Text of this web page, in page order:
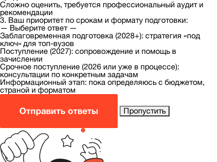
Сложно оценить, требуется профессиональный аудит и
рекомендации
3. Ваш приоритет по срокам и формату подготовки:
— Выберите ответ —
Заблаговременная подготовка (2028+): стратегия «под
ключ» для топ-вузов
Поступление (2027): сопровождение и помощь в
зачислении
Срочное поступление (2026 или уже в процессе):
консультации по конкретным задачам
Информационный этап: пока определяюсь с бюджетом,
страной и форматом
Отправить ответы Пропустить